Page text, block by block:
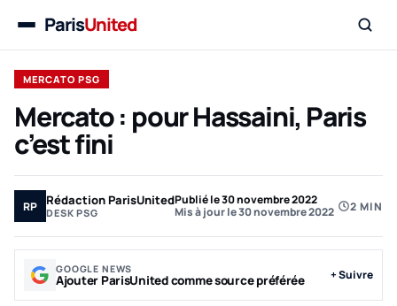
MenuParisUnited
MERCATO PSG
Mercato : pour Hassaini, Paris
c’est fini
RP Rédaction ParisUnited
DESK PSG
Publié le 30 novembre 2022
Mis à jour le 30 novembre 2022
2 MIN
GOOGLE NEWS
Ajouter ParisUnited comme source préférée + Suivre